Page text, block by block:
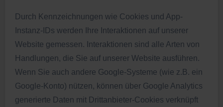
Durch Kennzeichnungen wie Cookies und App-
Instanz-IDs werden Ihre Interaktionen auf unserer
Website gemessen. Interaktionen sind alle Arten von
Handlungen, die Sie auf unserer Website ausführen.
Wenn Sie auch andere Google-Systeme (wie z.B. ein
Google-Konto) nützen, können über Google Analytics
generierte Daten mit Drittanbieter-Cookies verknüpft